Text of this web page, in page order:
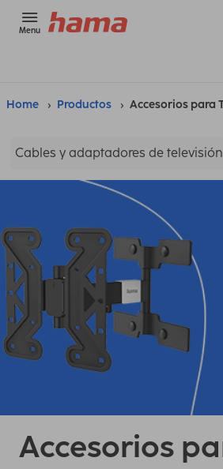
Menu
Home Productos Accesorios para
Cables y adaptadores de televisión
Accesorios